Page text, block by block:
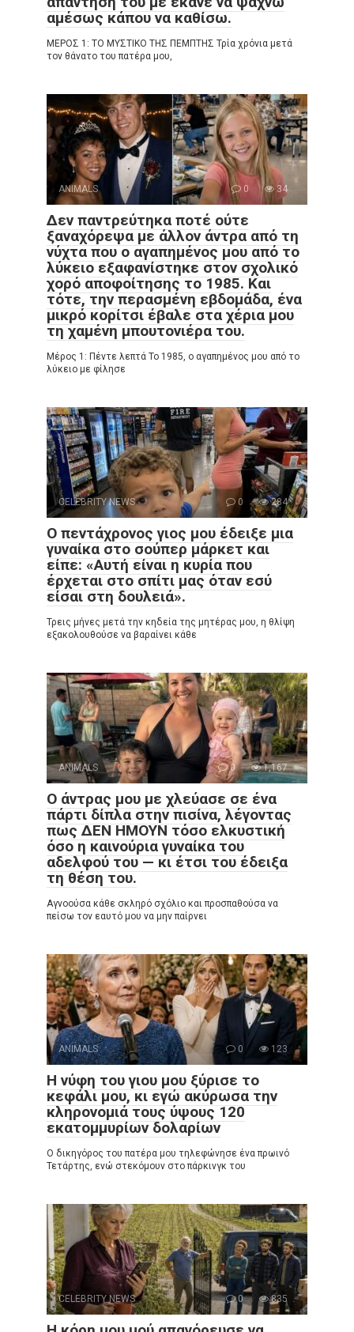
αμέσως κάπου να καθίσω.
ΜΕΡΟΣ 1: ΤΟ ΜΥΣΤΙΚΟ ΤΗΣ ΠΕΜΠΤΗΣ Τρία χρόνια μετά
τον θάνατο του πατέρα μου,
ANIMALS 0 34
Δεν παντρεύτηκα ποτέ ούτε
ξαναχόρεψα με άλλον άντρα από τη
νύχτα που ο αγαπημένος μου από το
λύκειο εξαφανίστηκε στον σχολικό
χορό αποφοίτησης το 1985. Και
τότε, την περασμένη εβδομάδα, ένα
μικρό κορίτσι έβαλε στα χέρια μου
τη χαμένη μπουτονιέρα του.
Μέρος 1: Πέντε λεπτά Το 1985, ο αγαπημένος μου από το
λύκειο με φίλησε
CELEBRITY NEWS 0 284
Ο πεντάχρονος γιος μου έδειξε μια
γυναίκα στο σούπερ μάρκετ και
είπε: «Αυτή είναι η κυρία που
έρχεται στο σπίτι μας όταν εσύ
είσαι στη δουλειά».
Τρεις μήνες μετά την κηδεία της μητέρας μου, η θλίψη
εξακολουθούσε να βαραίνει κάθε
ANIMALS 0 1,167
Ο άντρας μου με χλεύασε σε ένα
πάρτι δίπλα στην πισίνα, λέγοντας
πως ΔΕΝ ΗΜΟΥΝ τόσο ελκυστική
όσο η καινούρια γυναίκα του
αδελφού του — κι έτσι του έδειξα
τη θέση του.
Αγνοούσα κάθε σκληρό σχόλιο και προσπαθούσα να
πείσω τον εαυτό μου να μην παίρνει
ANIMALS 0 123
Η νύφη του γιου μου ξύρισε το
κεφάλι μου, κι εγώ ακύρωσα την
κληρονομιά τους ύψους 120
εκατομμυρίων δολαρίων
Ο δικηγόρος του πατέρα μου τηλεφώνησε ένα πρωινό
Τετάρτης, ενώ στεκόμουν στο πάρκινγκ του
CELEBRITY NEWS 0 835